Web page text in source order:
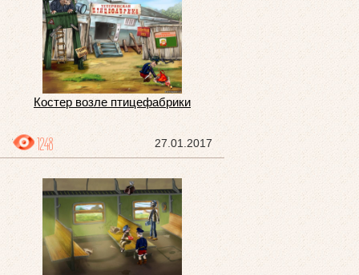
Костер возле птицефабрики
27.01.2017
1248